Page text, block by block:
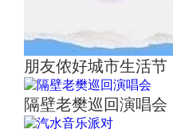
朋友侬好城市生活节
隔壁老樊巡回演唱会